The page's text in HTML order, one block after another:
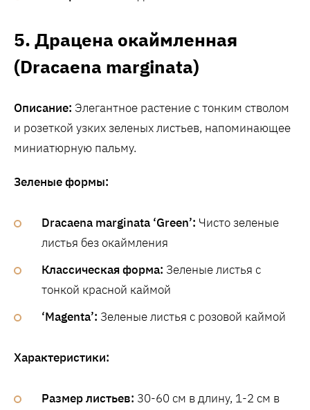
5. Драцена окаймленная
(Dracaena marginata)
Описание: Элегантное растение с тонким стволом
и розеткой узких зеленых листьев, напоминающее
миниатюрную пальму.
Зеленые формы:
Dracaena marginata ‘Green’: Чисто зеленые
листья без окаймления
Классическая форма: Зеленые листья с
тонкой красной каймой
‘Magenta’: Зеленые листья с розовой каймой
Характеристики:
Размер листьев: 30-60 см в длину, 1-2 см в